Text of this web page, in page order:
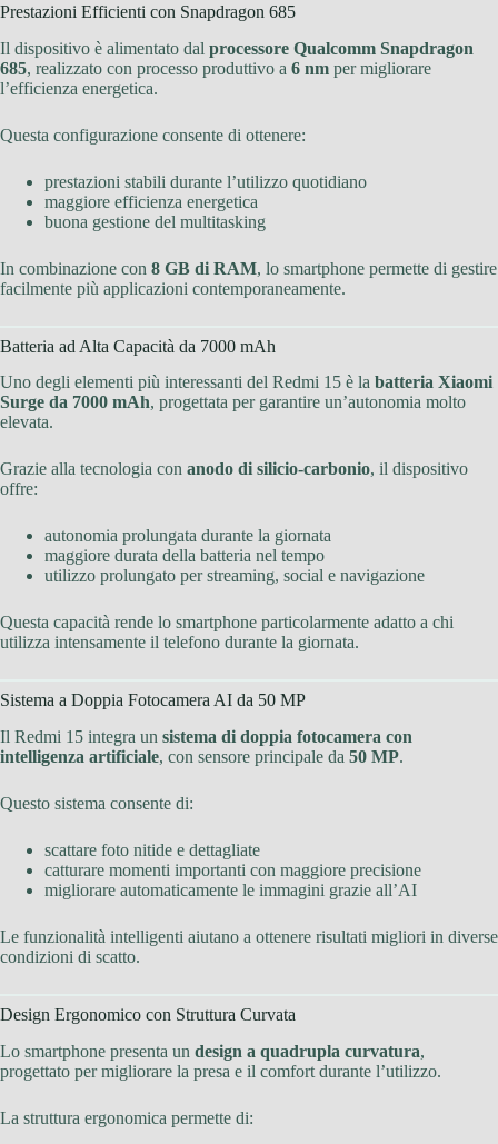
Prestazioni Efficienti con Snapdragon 685
Il dispositivo è alimentato dal processore Qualcomm Snapdragon
685, realizzato con processo produttivo a 6 nm per migliorare
l’efficienza energetica.
Questa configurazione consente di ottenere:
prestazioni stabili durante l’utilizzo quotidiano
maggiore efficienza energetica
buona gestione del multitasking
In combinazione con 8 GB di RAM, lo smartphone permette di gestire
facilmente più applicazioni contemporaneamente.
Batteria ad Alta Capacità da 7000 mAh
Uno degli elementi più interessanti del Redmi 15 è la batteria Xiaomi
Surge da 7000 mAh, progettata per garantire un’autonomia molto
elevata.
Grazie alla tecnologia con anodo di silicio-carbonio, il dispositivo
offre:
autonomia prolungata durante la giornata
maggiore durata della batteria nel tempo
utilizzo prolungato per streaming, social e navigazione
Questa capacità rende lo smartphone particolarmente adatto a chi
utilizza intensamente il telefono durante la giornata.
Sistema a Doppia Fotocamera AI da 50 MP
Il Redmi 15 integra un sistema di doppia fotocamera con
intelligenza artificiale, con sensore principale da 50 MP.
Questo sistema consente di:
scattare foto nitide e dettagliate
catturare momenti importanti con maggiore precisione
migliorare automaticamente le immagini grazie all’AI
Le funzionalità intelligenti aiutano a ottenere risultati migliori in diverse
condizioni di scatto.
Design Ergonomico con Struttura Curvata
Lo smartphone presenta un design a quadrupla curvatura,
progettato per migliorare la presa e il comfort durante l’utilizzo.
La struttura ergonomica permette di: